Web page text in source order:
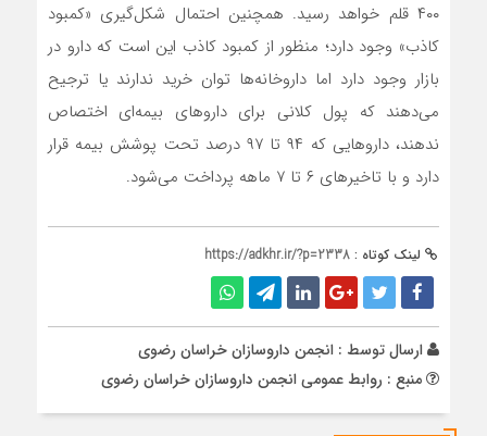
۴۰۰ قلم خواهد رسید. همچنین احتمال شکل‌گیری «کمبود
کاذب» وجود دارد؛ منظور از کمبود کاذب این است که دارو در
بازار وجود دارد اما داروخانه‌ها توان خرید ندارند یا ترجیح
می‌دهند که پول کلانی برای داروهای بیمه‌ای اختصاص
ندهند، داروهایی که ۹۴ تا ۹۷ درصد تحت پوشش بیمه قرار
دارد و با تاخیرهای ۶ تا ۷ ماهه پرداخت می‌شود.
لینک کوتاه : https://adkhr.ir/?p=2338
ارسال توسط : انجمن داروسازان خراسان رضوی
منبع : روابط عمومی انجمن داروسازان خراسان رضوی